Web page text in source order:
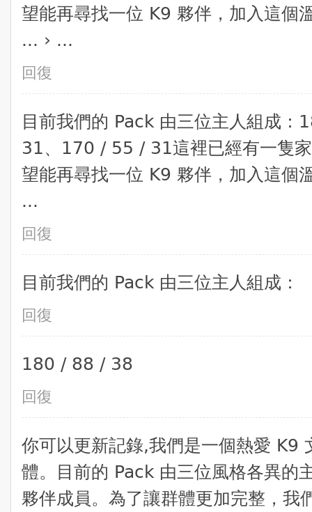
望能再尋找一位 K9 夥伴，加入這個
... › ...
回復
目前我們的 Pack 由三位主人組成
31、170 / 55 / 31 ​這裡已經有一隻
望能再尋找一位 K9 夥伴，加入這個
...
回復
​目前我們的 Pack 由三位主人組成：
回復
180 / 88 / 38
回復
你可以更新記錄,​我們是一個熱愛 K9
體。目前的 Pack 由三位風格各異的
夥伴成員。為了讓群體更加完整，我